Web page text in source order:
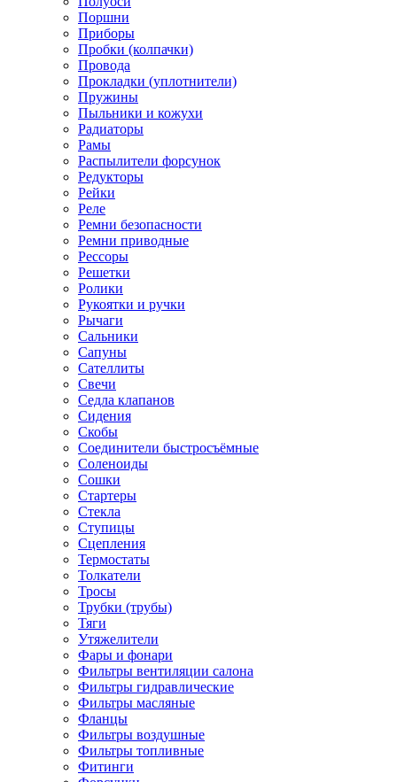
Поршни
Приборы
Пробки (колпачки)
Провода
Прокладки (уплотнители)
Пружины
Пыльники и кожухи
Радиаторы
Рамы
Распылители форсунок
Редукторы
Рейки
Реле
Ремни безопасности
Ремни приводные
Рессоры
Решетки
Ролики
Рукоятки и ручки
Рычаги
Сальники
Сапуны
Сателлиты
Свечи
Седла клапанов
Сидения
Скобы
Соединители быстросъёмные
Соленоиды
Сошки
Стартеры
Стекла
Ступицы
Сцепления
Термостаты
Толкатели
Тросы
Трубки (трубы)
Тяги
Утяжелители
Фары и фонари
Фильтры вентиляции салона
Фильтры гидравлические
Фильтры масляные
Фланцы
Фильтры воздушные
Фильтры топливные
Фитинги